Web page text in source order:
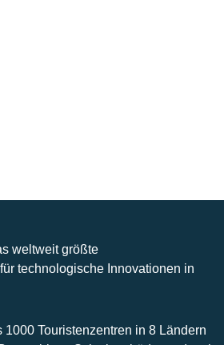
weltweit größte
technologische Innovationen in
Touristenzentren in 8 Ländern